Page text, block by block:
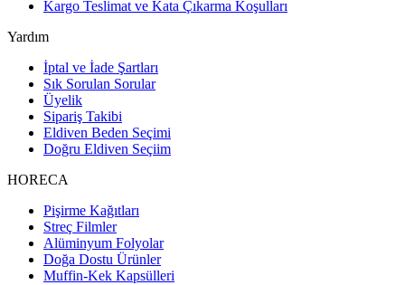
Kargo Teslimat ve Kata Çıkarma Koşulları
Yardım
İptal ve İade Şartları
Sık Sorulan Sorular
Üyelik
Sipariş Takibi
Eldiven Beden Seçimi
Doğru Eldiven Seçiim
HORECA
Pişirme Kağıtları
Streç Filmler
Alüminyum Folyolar
Doğa Dostu Ürünler
Muffin-Kek Kapsülleri